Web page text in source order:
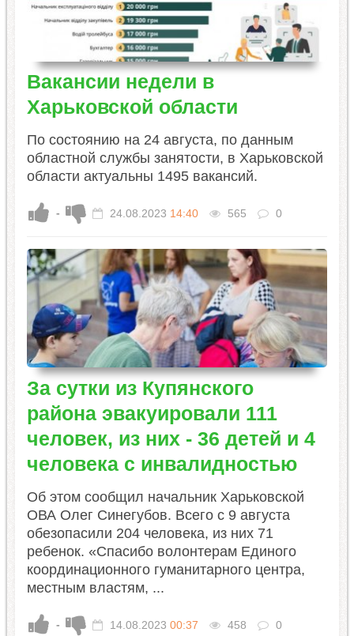
Вакансии недели в
Харьковской области
По состоянию на 24 августа, по данным
областной службы занятости, в Харьковской
области актуальны 1495 вакансий.
- 24.08.2023 14:40 565 0
За сутки из Купянского
района эвакуировали 111
человек, из них - 36 детей и 4
человека с инвалидностью
Об этом сообщил начальник Харьковской
ОВА Олег Синегубов. Всего с 9 августа
обезопасили 204 человека, из них 71
ребенок. «Спасибо волонтерам Единого
координационного гуманитарного центра,
местным властям, ...
- 14.08.2023 00:37 458 0